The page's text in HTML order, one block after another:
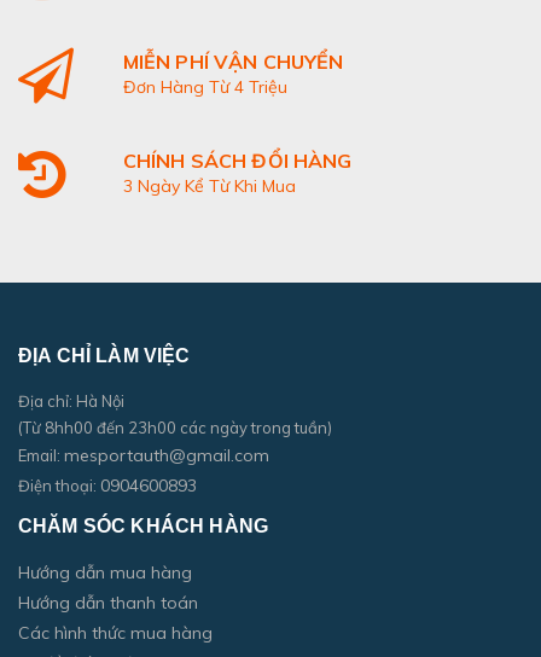
MIỄN PHÍ VẬN CHUYỂN
Đơn Hàng Từ 4 Triệu
CHÍNH SÁCH ĐỔI HÀNG
3 Ngày Kể Từ Khi Mua
ĐỊA CHỈ LÀM VIỆC
Địa chỉ: Hà Nội
(Từ 8hh00 đến 23h00 các ngày trong tuần)
Email: mesportauth@gmail.com
Điện thoại: 0904600893
CHĂM SÓC KHÁCH HÀNG
Hướng dẫn mua hàng
Hướng dẫn thanh toán
Các hình thức mua hàng